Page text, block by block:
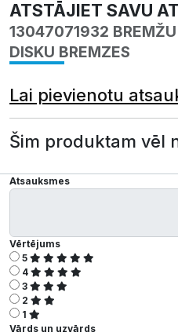
ATSTĀJIET SAVU
13047071932
DISKU BREMZES
Lai pievienotu
Šim produktam vēl
Atsauksmes
Vērtējums
5
4
3
2
1
Vārds un uzvārds